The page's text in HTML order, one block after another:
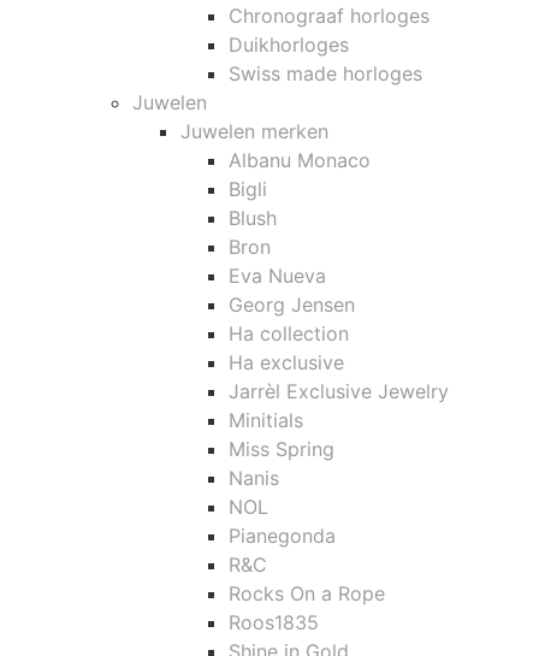
Chronograaf horloges
Duikhorloges
Swiss made horloges
Juwelen
Juwelen merken
Albanu Monaco
Bigli
Blush
Bron
Eva Nueva
Georg Jensen
Ha collection
Ha exclusive
Jarrèl Exclusive Jewelry
Minitials
Miss Spring
Nanis
NOL
Pianegonda
R&C
Rocks On a Rope
Roos1835
Shine in Gold